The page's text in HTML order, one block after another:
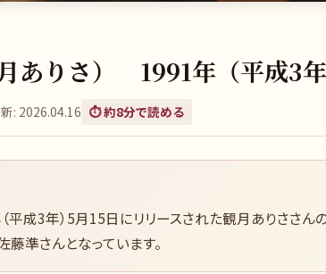
ありさ） 1991年（平成3年
: 2026.04.16 ⏱️ 約8分で読める
平成3年）5月15日にリリースされた観月ありささん
藤準さんとなっています。